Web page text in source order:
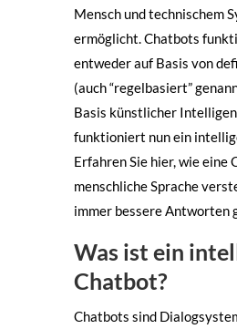
Mensch und technischem
ermöglicht. Chatbots
entweder auf Basis von
(auch “regelbasiert”
Basis künstlicher
funktioniert nun ein
Erfahren Sie hier, wie eine
menschliche Sprache
immer bessere Antworten
Was ist ein
Chatbot?
Chatbots sind